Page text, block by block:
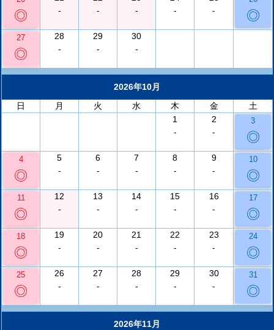
◎
-
-
-
-
-
◎
27
◎
28
-
29
-
30
-
2026年10月
日
月 火 水 木 金
土
1
-
2
-
3
◎
4
◎
5
-
6
-
7
-
8
-
9
-
10
◎
11
◎
12
-
13
-
14
-
15
-
16
-
17
◎
18
◎
19
-
20
-
21
-
22
-
23
-
24
◎
25
◎
26
-
27
-
28
-
29
-
30
-
31
◎
2026年11月